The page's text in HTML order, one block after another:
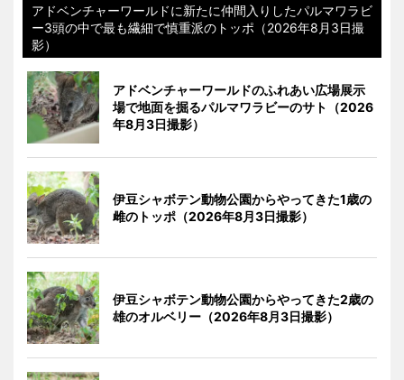
アドベンチャーワールドに新たに仲間入りしたパルマワラビ
ー3頭の中で最も繊細で慎重派のトッポ（2026年8月3日撮
影）
アドベンチャーワールドのふれあい広場展示
場で地面を掘るパルマワラビーのサト（2026
年8月3日撮影）
伊豆シャボテン動物公園からやってきた1歳の
雌のトッポ（2026年8月3日撮影）
伊豆シャボテン動物公園からやってきた2歳の
雄のオルベリー（2026年8月3日撮影）